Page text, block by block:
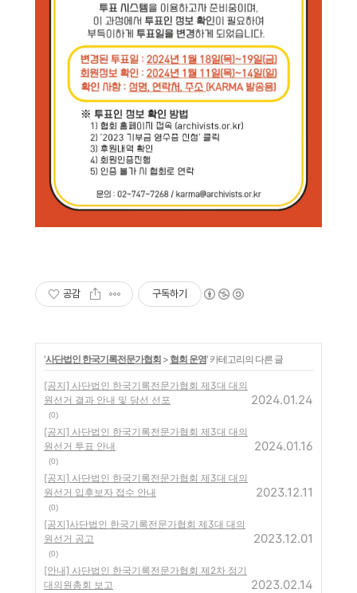
공감 구독하기
'사단법인 한국기록전문가협회 > 협회 운영' 카테고리의 다른 글
[공지] 사단법인 한국기록전문가협회 제3대 대의
원선거 결과 안내 및 당선 선포
(0)
2024.01.24
[공지] 사단법인 한국기록전문가협회 제3대 대의
원선거 투표 안내
(0)
2024.01.16
[공지] 사단법인 한국기록전문가협회 제3대 대의
원선거 입후보자 접수 안내
(0)
2023.12.11
[공지]사단법인 한국기록전문가협회 제3대 대의
원선거 공고
(0)
2023.12.01
[안내] 사단법인 한국기록전문가협회 제2차 정기
대의원총회 보고
2023.02.14